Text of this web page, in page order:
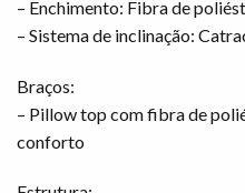
– Enchimento: Fibra de
– Sistema de inclinação:
Braços:
– Pillow top com fibra de
conforto